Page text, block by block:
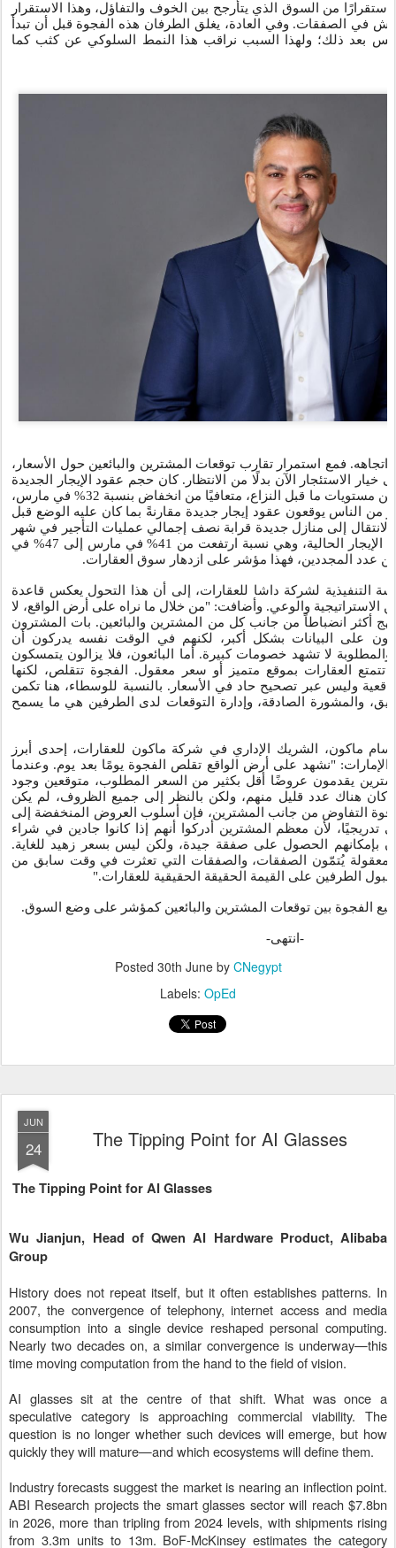
استقرارًا من السوق الذي يتأرجح بين الخوف والتفاؤل، وهذا الاستقرار
في الصفقات. وفي العادة، يغلق الطرفان هذه الفجوة قبل أن تبدأ
بعد ذلك؛ ولهذا السبب نراقب هذا النمط السلوكي عن كثب كما
اتجاهه. فمع استمرار تقارب توقعات المشترين والبائعين حول الأسعار،
الاستئجار الآن بدلًا من الانتظار. كان حجم عقود الإيجار الجديدة
في مايو أقل بنسبة 20% فقط من مستويات ما قبل النزاع، متعافيًا من انخفاض بنسبة 32% في مارس،
من الناس يوقعون عقود إيجار جديدة مقارنةً بما كان عليه الوضع قبل
إلى منازل جديدة قرابة نصف إجمالي عمليات التأجير في شهر
مايو، بدلاً من مجرد تجديد عقود الإيجار الحالية، وهي نسبة ارتفعت من 41% في مارس إلى 47% في
عدد المجددين، فهذا مؤشر على ازدهار سوق العقارات.
التنفيذية لشركة داشا للعقارات، إلى أن هذا التحول يعكس قاعدة
الاستراتيجية والوعي. وأضافت: "من خلال ما نراه على أرض الواقع، لا
أكثر انضباطاً من جانب كل من المشترين والبائعين. بات المشترون
على البيانات بشكل أكبر، لكنهم في الوقت نفسه يدركون أن
لا تشهد خصومات كبيرة. أما البائعون، فلا يزالون يتمسكون
تتمتع العقارات بموقع متميز أو سعر معقول. الفجوة تتقلص، لكنها
وليس عبر تصحيح حاد في الأسعار. بالنسبة للوسطاء، هنا تكمن
والمشورة الصادقة، وإدارة التوقعات لدى الطرفين هي ما يسمح
سام ماكون، الشريك الإداري في شركة ماكون للعقارات، إحدى أبرز
"نشهد على أرض الواقع تقلص الفجوة يومًا بعد يوم. وعندما
يقدمون عروضًا أقل بكثير من السعر المطلوب، متوقعين وجود
كان هناك عدد قليل منهم، ولكن بالنظر إلى جميع الظروف، لم يكن
قوة التفاوض من جانب المشترين، فإن أسلوب العروض المنخفضة إلى
تدريجيًا، لأن معظم المشترين أدركوا أنهم إذا كانوا جادين في شراء
بإمكانهم الحصول على صفقة جيدة، ولكن ليس بسعر زهيد للغاية.
معقولة يُتمّون الصفقات، والصفقات التي تعثرت في وقت سابق من
الطرفين على القيمة الحقيقة الحقيقية للعقارات."
الفجوة بين توقعات المشترين والبائعين كمؤشر على وضع السوق.
- انتهى-
Posted 30th Juneby CNegypt
Labels: OpEd
JUN
24 The Tipping Point for AI Glasses
The Tipping Point for AI Glasses
Wu Jianjun, Head of Qwen AI Hardware Product, Alibaba
Group
History does not repeat itself, but it often establishes patterns. In
2007, the convergence of telephony, internet access and media
consumption into a single device reshaped personal computing.
Nearly two decades on, a similar convergence is underway—this
time moving computation from the hand to the field of vision.
AI glasses sit at the centre of that shift. What was once a
speculative category is approaching commercial viability. The
question is no longer whether such devices will emerge, but how
quickly they will mature—and which ecosystems will define them.
Industry forecasts suggest the market is nearing an inflection point.
ABI Research projects the smart glasses sector will reach $7.8bn
in 2026, more than tripling from 2024 levels, with shipments rising
from 3.3m units to 13m. BoF-McKinsey estimates the category